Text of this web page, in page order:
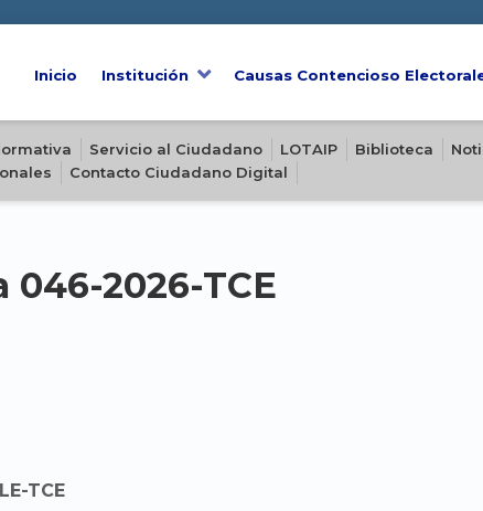
Inicio Institución Causas Contencioso
Servicio al Ciudadano LOTAIP Biblioteca
Contacto Ciudadano Digital
046-2026-TCE
TCE